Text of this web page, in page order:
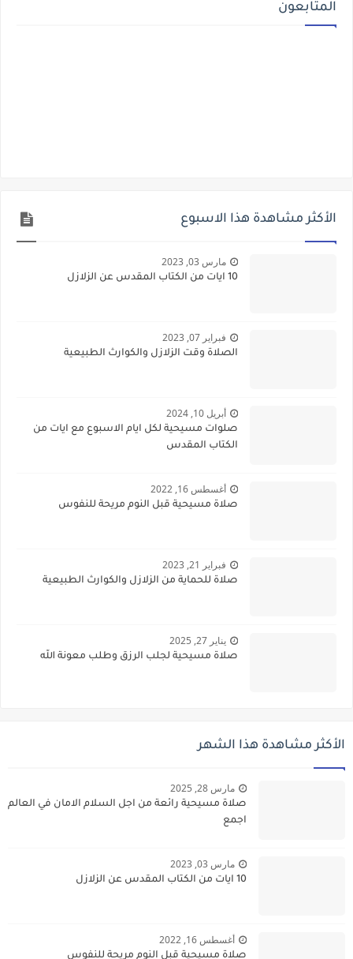
المتابعون
الأكثر مشاهدة هذا الاسبوع
مارس 03, 2023
10 ايات من الكتاب المقدس عن الزلازل
فبراير 07, 2023
الصلاة وقت الزلازل والكوارث الطبيعية
أبريل 10, 2024
صلوات مسيحية لكل ايام الاسبوع مع ايات من
الكتاب المقدس
أغسطس 16, 2022
صلاة مسيحية قبل النوم مريحة للنفوس
فبراير 21, 2023
صلاة للحماية من الزلازل والكوارث الطبيعية
يناير 27, 2025
صلاة مسيحية لجلب الرزق وطلب معونة الله
الأكثر مشاهدة هذا الشهر
مارس 28, 2025
صلاة مسيحية رائعة من اجل السلام الامان في العالم
اجمع
مارس 03, 2023
10 ايات من الكتاب المقدس عن الزلازل
أغسطس 16, 2022
صلاة مسيحية قبل النوم مريحة للنفوس